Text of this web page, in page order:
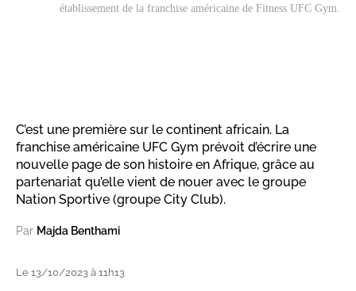
établissement de la franchise américaine de Fitness UFC Gym.
C’est une première sur le continent africain. La
franchise américaine UFC Gym prévoit d’écrire une
nouvelle page de son histoire en Afrique, grâce au
partenariat qu’elle vient de nouer avec le groupe
Nation Sportive (groupe City Club).
Par Majda Benthami
Le 13/10/2023 à 11h13